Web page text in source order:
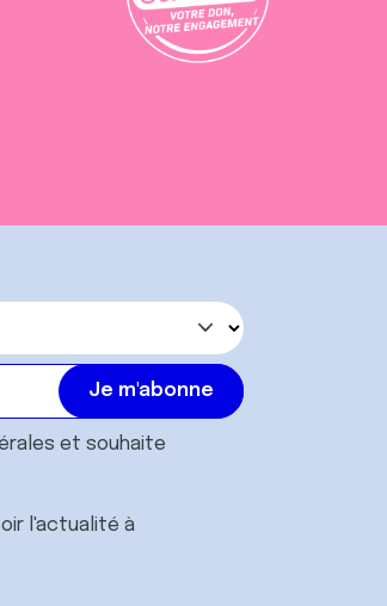
et souhaite
l'actualité à